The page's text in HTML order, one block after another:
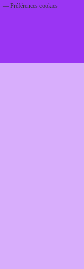
Préférences cookies